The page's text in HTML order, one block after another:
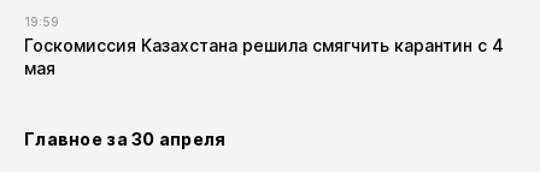
19:59
Госкомиссия Казахстана решила смягчить карантин с 4
мая
Главное за 30 апреля